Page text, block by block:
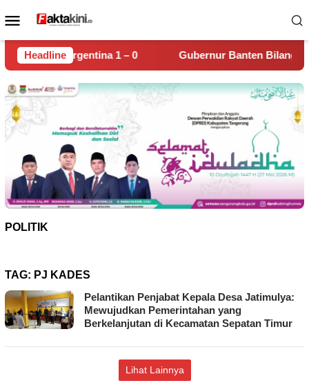
ke
Menu
Mobile
HeadlineGubernur Banten Bilang Sudah Temukan Biang
POLITIK
TAG: PJ KADES
Pelantikan Penjabat Kepala Desa Jatimulya:
Mewujudkan Pemerintahan yang
Berkelanjutan di Kecamatan Sepatan Timur
Lihat Lainnya